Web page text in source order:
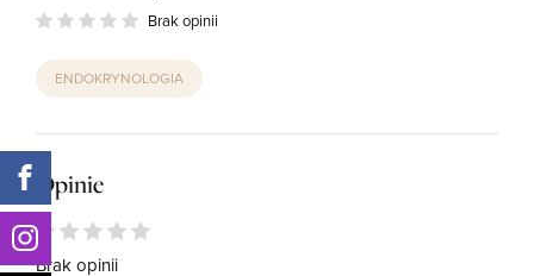
Brak opinii
ENDOKRYNOLOGIA
Opinie
Brak opinii